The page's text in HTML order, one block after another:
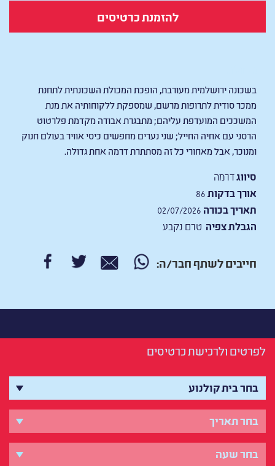
להזמנת כרטיסים
בשכונה ירושלמית מעורבת, הופכת המכולת השכונתית לתחנת
ממכר סודית לתרופות מרשם, שמספקת ללקוחותיה את מנת
המשככים המועדפת עליהם; מתבגרת אבודה מקדמת פלרטוט
הרסני עם אחיה החייל; שני נערים מחפשים כיסי אוויר בעולם חנוק
ומנוכר, אבל מאחורי כל זה מסתתרת דרמה אחת גדולה.
סיווגדרמה
אורך בדקות
תאריך בכורה
הגבלת צפיה טרם נקבע
חייבים לשתף חבר/ה:
לפרטים ולרכישת כרטיסים